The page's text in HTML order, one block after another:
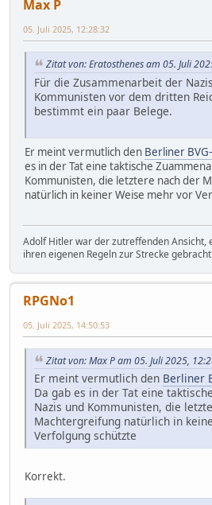
Max P
05. Juli 2025, 12:28:32
Zitat von: Eratosthenes am 05. Juli
Für die Zusammenarbeit der
Kommunisten vor dem dritten
bestimmt ein paar Belege.
Er meint vermutlich den Berliner
es in der Tat eine taktische
Kommunisten, die letztere nach der
natürlich in keiner Weise mehr vor
Adolf Hitler war der zutreffenden Ansicht,
ihren eigenen Regeln zur Strecke
RPGNo1
05. Juli 2025, 14:50:53
Zitat von: Max P am 05. Juli 2025,
Er meint vermutlich den Berliner
Da gab es in der Tat eine
Nazis und Kommunisten, die
Machtergreifung natürlich in
Verfolgung schützte
Korrekt.